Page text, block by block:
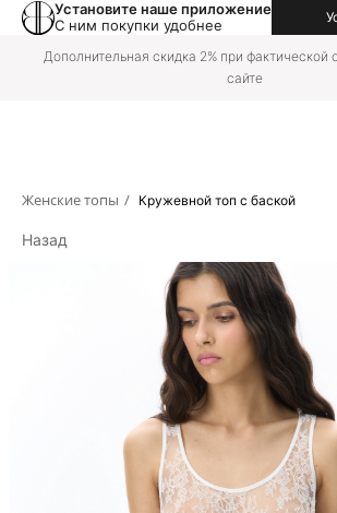
Установите наше приложение
С ним покупки удобнее
Дополнительная скидка 2% при фактической
сайте
Женские топы / Кружевной топ с баской
Назад